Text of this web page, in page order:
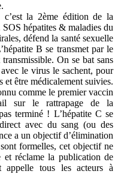
la 2ème édition de la
hépatites & maladies du
défend la santé sexuelle
B se transmet par le
On se bat sans
le virus le sachent, pour
et être médicalement suivies.
comme le premier vaccin
sur le rattrapage de la
terminé ! L’hépatite C se
avec du sang (ou des
a un objectif d’élimination
formelles, cet objectif ne
et réclame la publication de
appelle tous les acteurs à